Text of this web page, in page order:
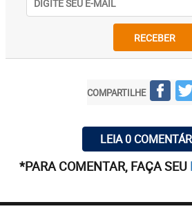
RECEBER
COMPARTILHE
LEIA 0
*PARA COMENTAR, FAÇA SEU